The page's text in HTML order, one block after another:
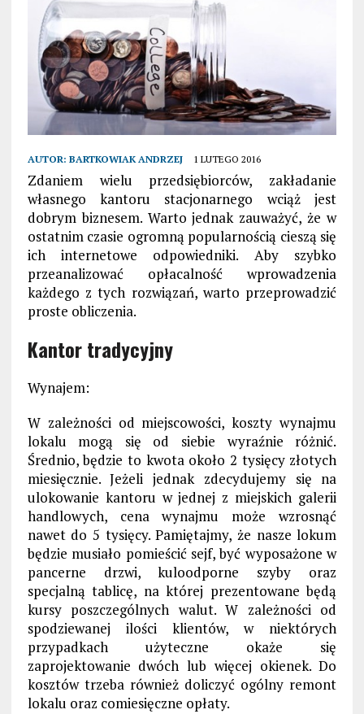
AUTOR: BARTKOWIAK ANDRZEJ 1 LUTEGO 2016
Zdaniem wielu przedsiębiorców, zakładanie
własnego kantoru stacjonarnego wciąż jest
dobrym biznesem. Warto jednak zauważyć, że w
ostatnim czasie ogromną popularnością cieszą się
ich internetowe odpowiedniki. Aby szybko
przeanalizować opłacalność wprowadzenia
każdego z tych rozwiązań, warto przeprowadzić
proste obliczenia.
Kantor tradycyjny
Wynajem:
W zależności od miejscowości, koszty wynajmu
lokalu mogą się od siebie wyraźnie różnić.
Średnio, będzie to kwota około 2 tysięcy złotych
miesięcznie. Jeżeli jednak zdecydujemy się na
ulokowanie kantoru w jednej z miejskich galerii
handlowych, cena wynajmu może wzrosnąć
nawet do 5 tysięcy. Pamiętajmy, że nasze lokum
będzie musiało pomieścić sejf, być wyposażone w
pancerne drzwi, kuloodporne szyby oraz
specjalną tablicę, na której prezentowane będą
kursy poszczególnych walut. W zależności od
spodziewanej ilości klientów, w niektórych
przypadkach użyteczne okaże się
zaprojektowanie dwóch lub więcej okienek. Do
kosztów trzeba również doliczyć ogólny remont
lokalu oraz comiesięczne opłaty.